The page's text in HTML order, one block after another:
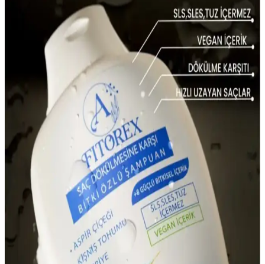
Aizen Kolajen Biotin Şampuanı: Saç Sağlığını
Destekleyen Güçlü Formül ve Kullanıcı Deneyimleri
Aizen kolajen biotin şampuanı, saçların elastikiyetini artırır,
dökülmeyi engeller ve parlaklık sağlar. Düzenli kullanımda sağlıklı
ve güçlü saçlara ulaşmanıza yardımcı olur.
LAND OF MYTH Siyah Silikon Saç Derisi Masaj
Fırçası Sağlıklı Saçlar İçin Uygun Bir Bakım Aracı
LAND OF MYTH silikon dişli saç derisi masaj fırçası, nazikçe
masaj yapar, saç derisini temizler ve kepek ile saç dökülmesini
azaltır, saçlarınızın sağlığını destekler.
Şampuan Kullanımının Azaltılmasının Saç ve Saç
Derisi Sağlığı Üzerindeki Etkileri
Şampuan kullanımının azaltılması saçta yağ birikimine ve
topaklanmaya yol açabilir. Bu durum saç derisinde iltihap ve mantar
çoğalmasına sebep olarak kaşıntı ve dökülmeye neden olabilir.
Düzenli temizlik önemlidir.